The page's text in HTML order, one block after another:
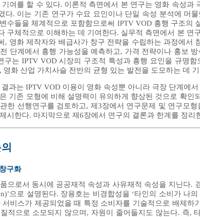
여를 할 수 있다. 이론적 측면에서 본 연구는 영화 속성
다. 이는 기존 연구가 수요 요인이나 단일 속성 분석에 머
수들을 체계적으로 포함함으로써 IPTV VOD 흥행 구조의
구체적으로 이해하는 데 기여한다. 실무적 측면에서 본
, 영화 제작자와 배급사가 창구 전략을 수립하는 과정에
단계에서 흥행 가능성을 예측하고, 가격 전략이나 홍보
구는 IPTV VOD 시장의 구조적 특성과 흥행 요인을 규명
영화 산업 가치사슬 전반의 균형 있는 발전을 도모하는 데
과는 IPTV VOD 이용이 영화 속성뿐 아니라 극장 단계에
기존 모형에 비해 설명력이 유의하게 향상된 것으로 확
한 선행연구를 검토하고, 제3장에서 연구문제 및 연구모
시한다. 마지막으로 제6장에서 연구의 결론과 한계를 정리
구화
으로서 동시에 공공재적 속성과 사유재적 속성을 지닌다.
으로 설명된다. 장용호는 비경합성을 ‘타인의 소비가 나
서비스가 제공되었을 때 특정 소비자를 기술적으로 배제하
적으로 소모되지 않으며, 자원이 줄어들지도 않는다. 즉,